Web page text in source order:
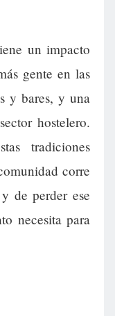
un impacto
gente en las
y bares, y una
hostelero.
tradiciones
corre
de perder ese
necesita para